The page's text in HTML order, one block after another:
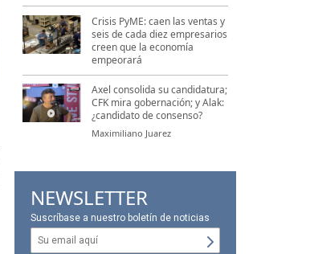
Crisis PyME: caen las ventas y
seis de cada diez empresarios
creen que la economía
empeorará
Axel consolida su candidatura;
CFK mira gobernación; y Alak:
¿candidato de consenso?
Maximiliano Juarez
NEWSLETTER
Suscríbase a nuestro boletín de noticias